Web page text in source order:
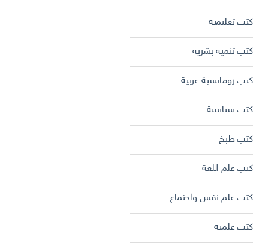
كتب تعليمية
كتب تنمية بشرية
كتب رومانسية عربية
كتب سياسية
كتب طبخ
كتب علم اللغة
كتب علم نفس واجتماع
كتب علمية